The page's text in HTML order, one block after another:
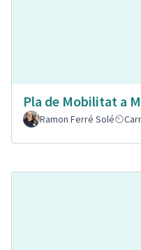
Pla de Mobilitat a
Ramon Ferré Solé